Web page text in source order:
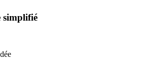
simplifié